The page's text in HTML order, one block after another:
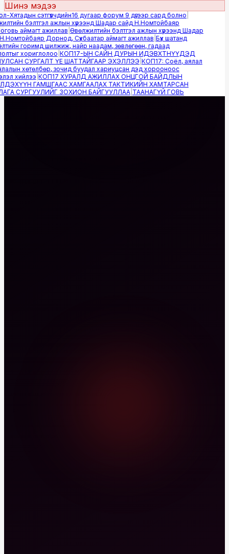
Шинэ мэдээ
сэтгүүлчдийн16 дугаар форум 9 дүгээр сард болно|
бэлтгэл ажлын хүрээнд Шадар сайд Н.Номтойбаяр
аймагт ажиллав|Өвөлжилтийн бэлтгэл ажлын хүрээнд Шадар
Дорнод, Сүхбаатар аймагт ажиллав|Бүх шатанд
горимд шилжиж, найр наадам, зөвлөгөөн, гадаад
хориглолоо|КОП17-ЫН САЙН ДУРЫН ИДЭВХТНҮҮДЭД
СУРГАЛТ ҮЕ ШАТТАЙГААР ЭХЭЛЛЭЭ|КОП17: Соёл, аялал
хөтөлбөр, зочид буудал хариуцсан дэд хорооноос
хийлээ|КОП17 ХУРАЛД АЖИЛЛАХ ОНЦГОЙ БАЙДЛЫН
ГАМШГААС ХАМГААЛАХ ТАКТИКИЙН ХАМТАРСАН
СУРГУУЛИЙГ ЗОХИОН БАЙГУУЛЛАА|ТААНАГҮЙ ГОВЬ